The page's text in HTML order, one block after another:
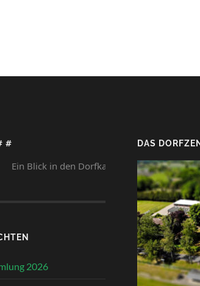
#
Blick in den Dorfkalender lohnt sich immer!
2026
DAS